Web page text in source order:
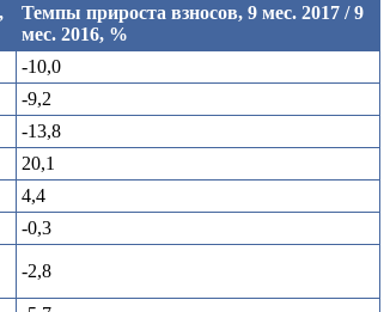
Темпы прироста взносов, 9 мес. 2017 / 9
мес. 2016, %
-10,0
-9,2
-13,8
20,1
4,4
-0,3
-2,8